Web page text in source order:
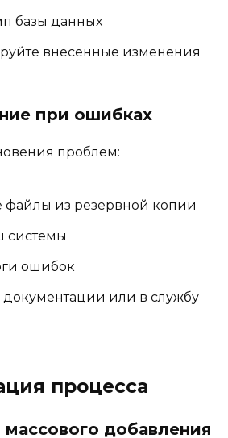
базы данных
внесенные изменения
при ошибках
проблем:
файлы из резервной копии
системы
ошибок
документации или в службу
процесса
добавления